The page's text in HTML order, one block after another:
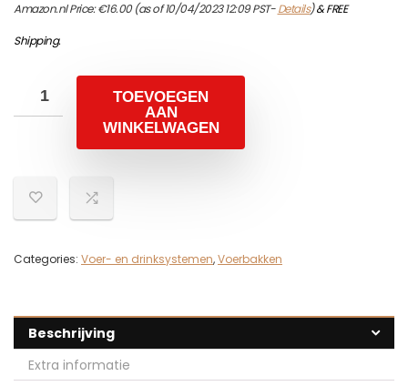
Amazon.nl Price:€16.00(as of 10/04/2023 12:09 PST-Details)&FREE
Shipping.
TOEVOEGEN
AAN
WINKELWAGEN
Categories: Voer- en drinksystemen,Voerbakken
Beschrijving
Extra informatie